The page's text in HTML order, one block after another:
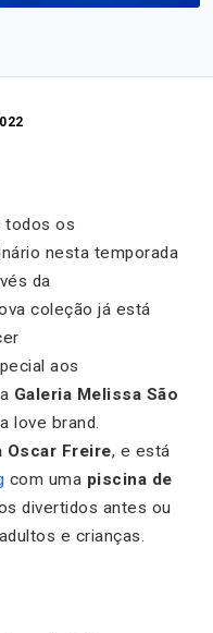
todos os
nesta temporada
da
coleção já está
aos
Galeria Melissa São
love brand.
Oscar Freire, e está
com uma piscina de
divertidos antes ou
e crianças.